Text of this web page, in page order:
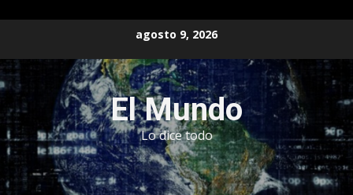
contenido
agosto 9, 2026
El Mundo
Lo dice todo